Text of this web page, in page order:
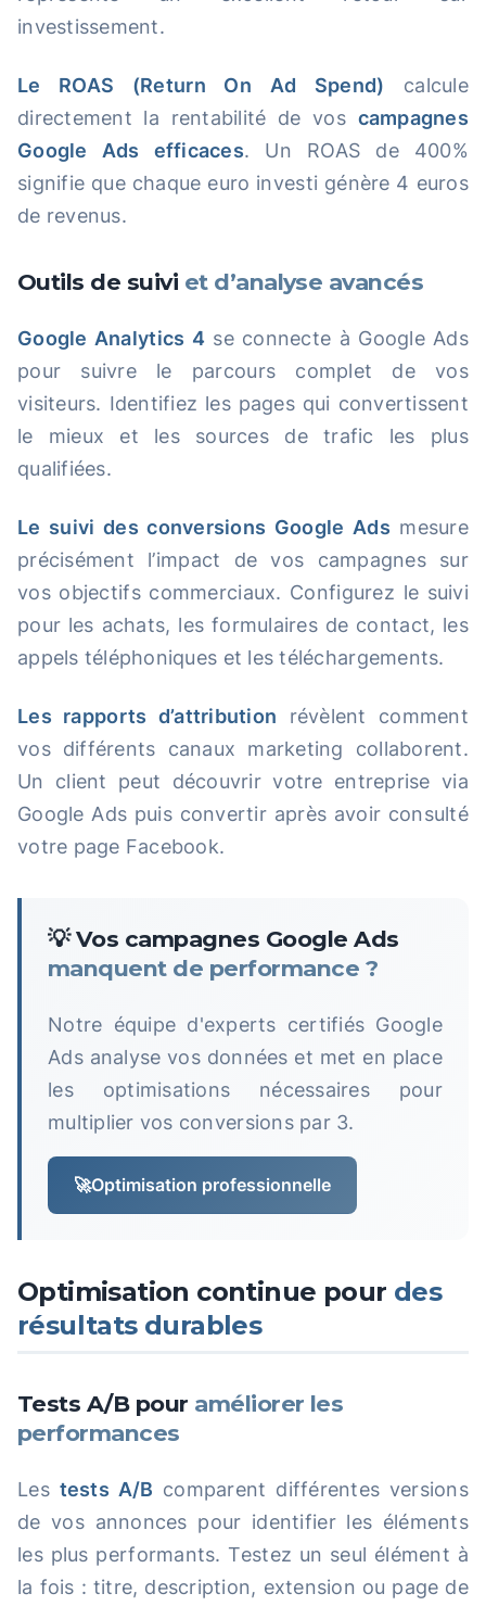
investissement.
Le ROAS (Return On Ad Spend) calcule
directement la rentabilité de vos campagnes
Google Ads efficaces. Un ROAS de 400%
signifie que chaque euro investi génère 4 euros
de revenus.
Outils de suivi et d’analyse avancés
Google Analytics 4 se connecte à Google Ads
pour suivre le parcours complet de vos
visiteurs. Identifiez les pages qui convertissent
le mieux et les sources de trafic les plus
qualifiées.
Le suivi des conversions Google Ads mesure
précisément l’impact de vos campagnes sur
vos objectifs commerciaux. Configurez le suivi
pour les achats, les formulaires de contact, les
appels téléphoniques et les téléchargements.
Les rapports d’attribution révèlent comment
vos différents canaux marketing collaborent.
Un client peut découvrir votre entreprise via
Google Ads puis convertir après avoir consulté
votre page Facebook.
💡 Vos campagnes Google Ads
manquent de performance ?
Notre équipe d'experts certifiés Google
Ads analyse vos données et met en place
les optimisations nécessaires pour
multiplier vos conversions par 3.
🚀Optimisation professionnelle
Optimisation continue pour des
résultats durables
Tests A/B pour améliorer les
performances
Les tests A/B comparent différentes versions
de vos annonces pour identifier les éléments
les plus performants. Testez un seul élément à
la fois : titre, description, extension ou page de